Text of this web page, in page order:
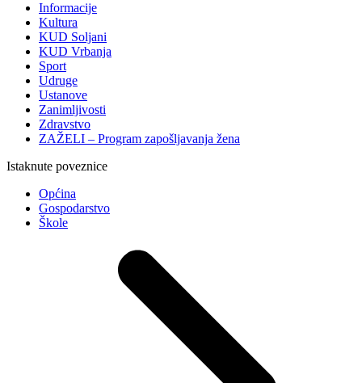
Informacije
Kultura
KUD Soljani
KUD Vrbanja
Sport
Udruge
Ustanove
Zanimljivosti
Zdravstvo
ZAŽELI – Program zapošljavanja žena
Istaknute poveznice
Općina
Gospodarstvo
Škole